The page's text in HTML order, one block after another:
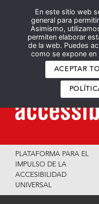
En este sitio web
general para
Asimismo,
permiten elaborar
de la web. Puedes
como se expone en
ACEPTAR
PLATAFORMA PARA EL
IMPULSO DE LA
ACCESIBILIDAD
UNIVERSAL